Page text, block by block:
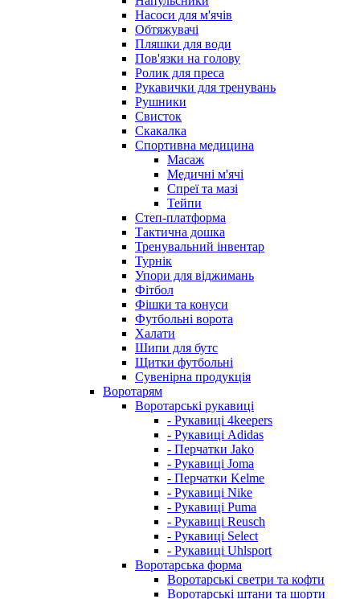
Насоси для м'ячів
Обтяжувачі
Пляшки для води
Пов'язки на голову
Ролик для преса
Рукавички для тренувань
Рушники
Свисток
Скакалка
Спортивна медицина
Масаж
Медичні м'ячі
Спреї та мазі
Тейпи
Степ-платформа
Тактична дошка
Тренувальний інвентар
Турнік
Упори для віджимань
Фітбол
Фішки та конуси
Футбольні ворота
Халати
Шипи для бутс
Щитки футбольні
Сувенірна продукція
Воротарям
Воротарські рукавиці
- Рукавиці 4keepers
- Рукавиці Adidas
- Перчатки Jako
- Рукавиці Joma
- Перчатки Kelme
- Рукавиці Nike
- Рукавиці Puma
- Рукавиці Reusch
- Рукавиці Select
- Рукавиці Uhlsport
Воротарська форма
Воротарські светри та кофти
Воротарські штани та шорти